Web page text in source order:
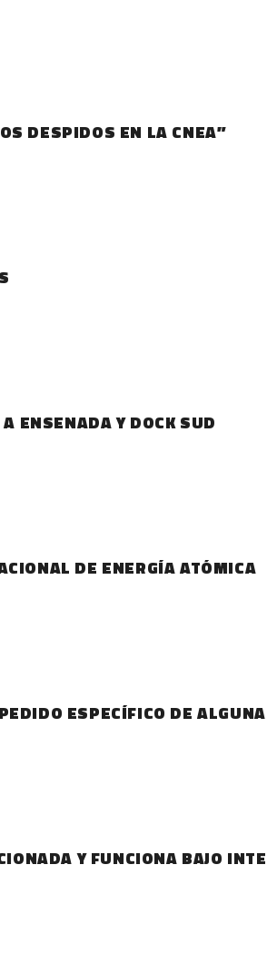
DESPIDOS EN LA CNEA”
ENSENADA Y DOCK SUD
DE ENERGÍA ATÓMICA
ESPECÍFICO DE
Y FUNCIONA BAJO